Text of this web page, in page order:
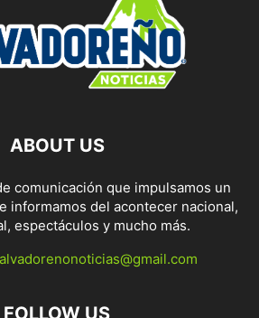
ABOUT US
comunicación que impulsamos un
informamos del acontecer nacional,
espectáculos y mucho más.
FOLLOW US